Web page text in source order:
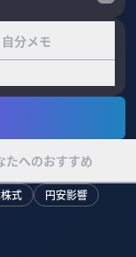
自分メモ
たへのおすすめ
式 円安影響